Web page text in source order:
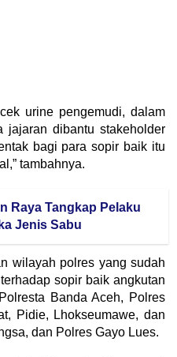
urine pengemudi, dalam
jajaran dibantu stakeholder
bagi para sopir baik itu
tambahnya.
Raya Tangkap Pelaku
Jenis Sabu
wilayah polres yang sudah
sopir baik angkutan
Banda Aceh, Polres
Pidie, Lhokseumawe, dan
dan Polres Gayo Lues.